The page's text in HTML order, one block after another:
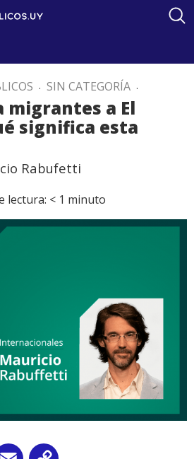
. SIN CATEGORÍA .
migrantes a El
significa esta
Rabufetti
lectura: < 1 minuto